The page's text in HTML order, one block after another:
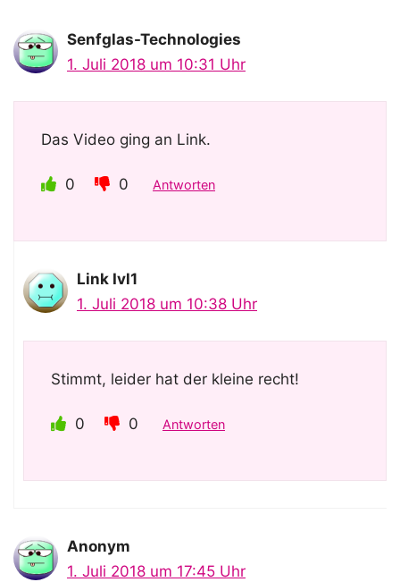
Senfglas-Technologies
1. Juli 2018 um 10:31 Uhr
Das Video ging an Link.
0 0 Antworten
Link Ivl1
1. Juli 2018 um 10:38 Uhr
Stimmt, leider hat der kleine recht!
0 0 Antworten
Anonym
1. Juli 2018 um 17:45 Uhr